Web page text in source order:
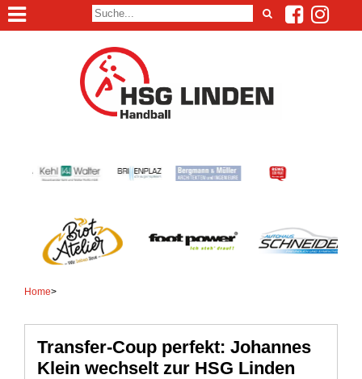
Home>
Transfer-Coup perfekt: Johannes
Klein wechselt zur HSG Linden